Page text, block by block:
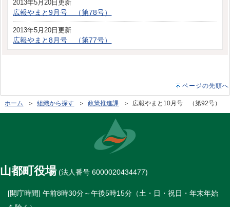
2013年5月20日更新
広報やまと9月号 （第78号）
2013年5月20日更新
広報やまと8月号 （第77号）
ページの先頭へ
ホーム ＞組織から探す ＞政策推進課 ＞ 広報やまと10月号 （第92号）
山都町役場(法人番号 6000020434477)
[開庁時間] 午前8時30分～午後5時15分（土・日・祝日・年末年始